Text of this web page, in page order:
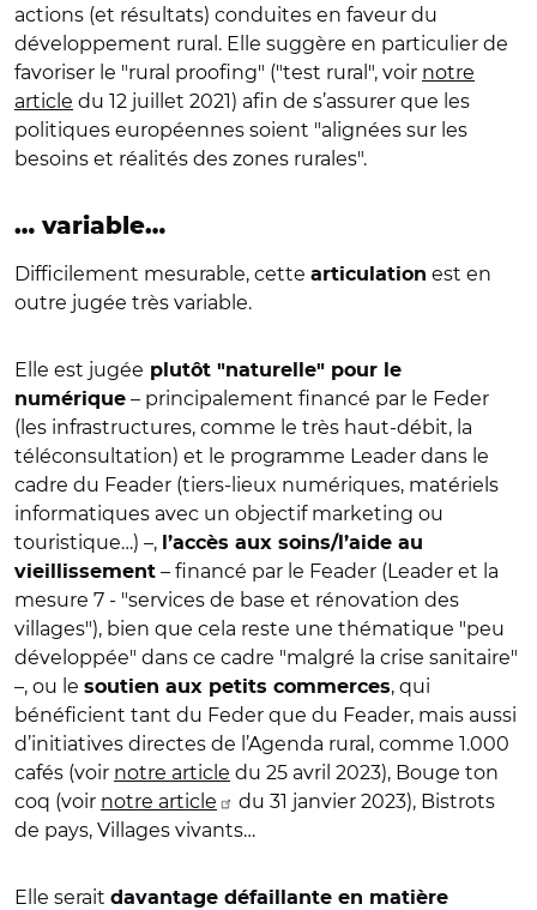
actions (et résultats) conduites en faveur du
développement rural. Elle suggère en particulier de
favoriser le "rural proofing" ("test rural", voir notre
article du 12 juillet 2021) afin de s’assurer que les
politiques européennes soient "alignées sur les
besoins et réalités des zones rurales".
… variable…
Difficilement mesurable, cette articulation est en
outre jugée très variable.
Elle est jugée plutôt "naturelle" pour le
numérique – principalement financé par le Feder
(les infrastructures, comme le très haut-débit, la
téléconsultation) et le programme Leader dans le
cadre du Feader (tiers-lieux numériques, matériels
informatiques avec un objectif marketing ou
touristique…) –, l’accès aux soins/l’aide au
vieillissement – financé par le Feader (Leader et la
mesure 7 - "services de base et rénovation des
villages"), bien que cela reste une thématique "peu
développée" dans ce cadre "malgré la crise sanitaire"
–, ou le soutien aux petits commerces, qui
bénéficient tant du Feder que du Feader, mais aussi
d’initiatives directes de l’Agenda rural, comme 1.000
cafés (voir notre article du 25 avril 2023), Bouge ton
coq (voir notre article
du 31 janvier 2023), Bistrots
de pays, Villages vivants…
Elle serait davantage défaillante en matière